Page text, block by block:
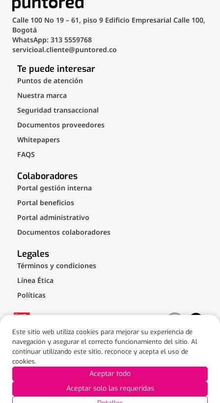
Calle 100 No 19 – 61, piso 9 Edificio Empresarial Calle 100,
Bogotá
WhatsApp: 313 5559768
servicioal.cliente@puntored.co
Te puede interesar
Puntos de atención
Nuestra marca
Seguridad transaccional
Documentos proveedores
Whitepapers
FAQS
Colaboradores
Portal gestión interna
Portal beneficios
Portal administrativo
Documentos colaboradores
Legales
Términos y condiciones
Línea Ética
Políticas
© Puntored - All rights reserved - Privacy policies
Únete a la conversación
Este sitio web utiliza cookies para mejorar su experiencia de
navegación y asegurar el correcto funcionamiento del sitio. Al
continuar utilizando este sitio, reconoce y acepta el uso de
cookies.
Aceptar todo
Aceptar solo las requeridas